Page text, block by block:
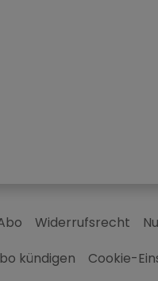
Widerrufsrecht
kündigen
Cookie-